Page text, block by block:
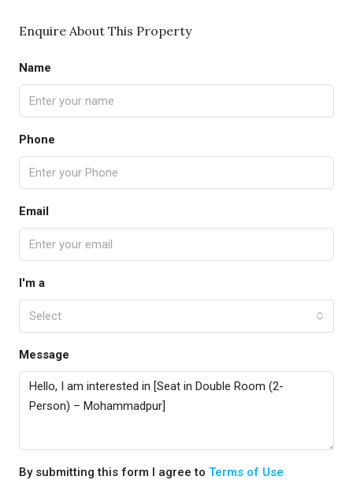
Enquire About This Property
Name
Phone
Email
I'm a
Select
Message
By submitting this form I agree to Terms of Use